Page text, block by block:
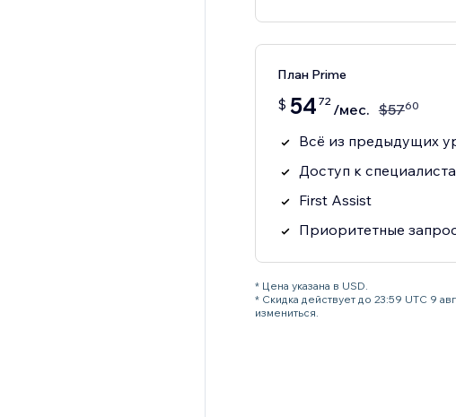
План Prime
$ 54 72 /мес. $5760
Всё из предыдущих
Доступ к
First Assist
Приоритетные
* Цена указана в USD.
* Скидка действует до 23:59 UTC 9
измениться.